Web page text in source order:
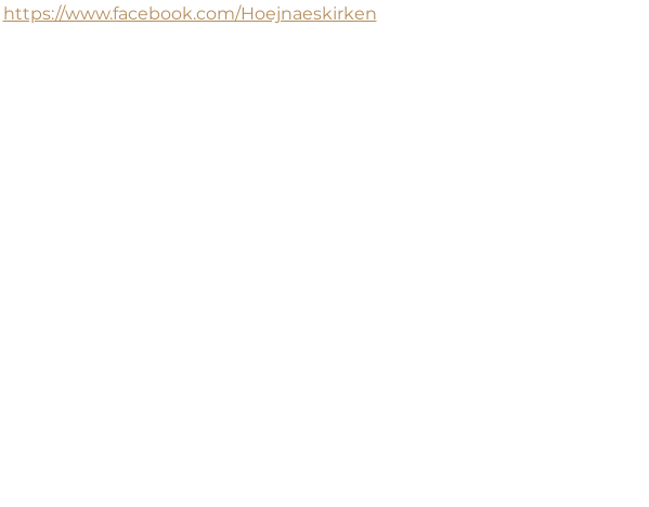
https://www.facebook.com/Hoejnaeskirken